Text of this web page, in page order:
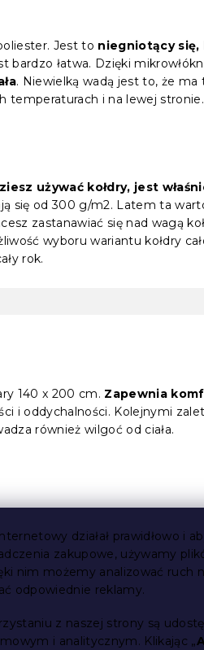
działał prawidłowo i
zakupowe, używamy
nim możemy analizować ruch
odpowiednie reklamy.
z naszej strony są
i analitycznym. Klikając „
Jest to niegniotący się,
bardzo łatwa. Dzięki
. Niewielką wadą jest to, że ma
temperaturach i na lewej stronie.
używać kołdry, jest
się od 300 g/m2. Latem ta
zastanawiać się nad wagą
wyboru wariantu kołdry
rok.
140 x 200 cm. Zapewnia
i oddychalności. Kolejnymi
również wilgoć od ciała.
wewnętrzną warstwę
ma za zadanie regulować